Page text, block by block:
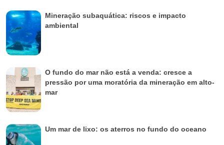
Mineração subaquática: riscos e impacto
ambiental
O fundo do mar não está a venda: cresce a
pressão por uma moratória da mineração em alto-
mar
Um mar de lixo: os aterros no fundo do oceano